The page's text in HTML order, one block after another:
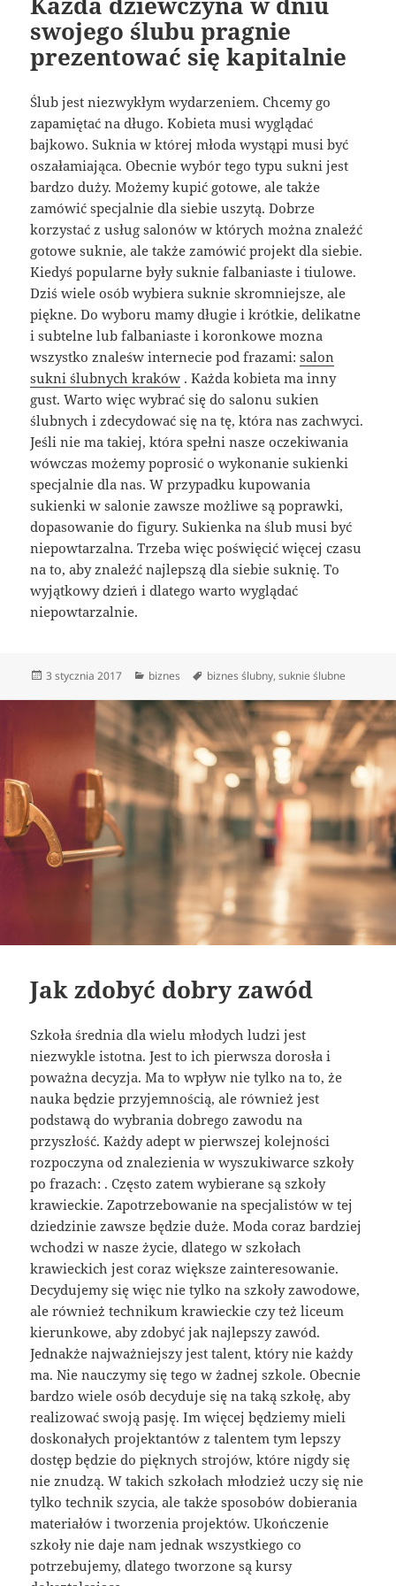
swojego ślubu pragnie
prezentować się kapitalnie
Ślub jest niezwykłym wydarzeniem. Chcemy go
zapamiętać na długo. Kobieta musi wyglądać
bajkowo. Suknia w której młoda wystąpi musi być
oszałamiająca. Obecnie wybór tego typu sukni jest
bardzo duży. Możemy kupić gotowe, ale także
zamówić specjalnie dla siebie uszytą. Dobrze
korzystać z usług salonów w których można znaleźć
gotowe suknie, ale także zamówić projekt dla siebie.
Kiedyś popularne były suknie falbaniaste i tiulowe.
Dziś wiele osób wybiera suknie skromniejsze, ale
piękne. Do wyboru mamy długie i krótkie, delikatne
i subtelne lub falbaniaste i koronkowe mozna
wszystko znaleśw internecie pod frazami:salon
sukni ślubnych kraków . Każda kobieta ma inny
gust. Warto więc wybrać się do salonu sukien
ślubnych i zdecydować się na tę, która nas zachwyci.
Jeśli nie ma takiej, która spełni nasze oczekiwania
wówczas możemy poprosić o wykonanie sukienki
specjalnie dla nas. W przypadku kupowania
sukienki w salonie zawsze możliwe są poprawki,
dopasowanie do figury. Sukienka na ślub musi być
niepowtarzalna. Trzeba więc poświęcić więcej czasu
na to, aby znaleźć najlepszą dla siebie suknię. To
wyjątkowy dzień i dlatego warto wyglądać
niepowtarzalnie.
Data
3 stycznia 2017 Kategorie
biznes Tagi
biznes ślubny,suknie ślubne
Jak zdobyć dobry zawód
Szkoła średnia dla wielu młodych ludzi jest
niezwykle istotna. Jest to ich pierwsza dorosła i
poważna decyzja. Ma to wpływ nie tylko na to, że
nauka będzie przyjemnością, ale również jest
podstawą do wybrania dobrego zawodu na
przyszłość. Każdy adept w pierwszej kolejności
rozpoczyna od znalezienia w wyszukiwarce szkoły
po frazach: . Często zatem wybierane są szkoły
krawieckie. Zapotrzebowanie na specjalistów w tej
dziedzinie zawsze będzie duże. Moda coraz bardziej
wchodzi w nasze życie, dlatego w szkołach
krawieckich jest coraz większe zainteresowanie.
Decydujemy się więc nie tylko na szkoły zawodowe,
ale również technikum krawieckie czy też liceum
kierunkowe, aby zdobyć jak najlepszy zawód.
Jednakże najważniejszy jest talent, który nie każdy
ma. Nie nauczymy się tego w żadnej szkole. Obecnie
bardzo wiele osób decyduje się na taką szkołę, aby
realizować swoją pasję. Im więcej będziemy mieli
doskonałych projektantów z talentem tym lepszy
dostęp będzie do pięknych strojów, które nigdy się
nie znudzą. W takich szkołach młodzież uczy się nie
tylko technik szycia, ale także sposobów dobierania
materiałów i tworzenia projektów. Ukończenie
szkoły nie daje nam jednak wszystkiego co
potrzebujemy, dlatego tworzone są kursy